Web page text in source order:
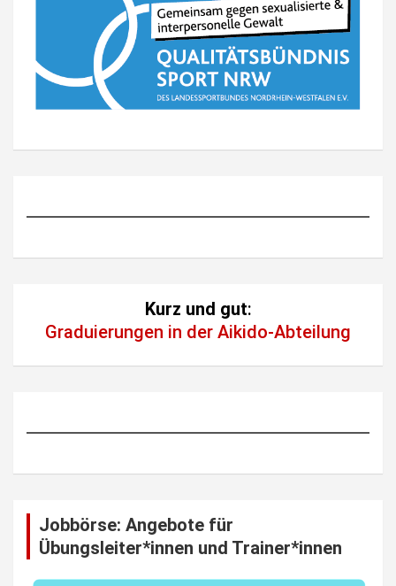
Kurz und gut:
Graduierungen in der Aikido-Abteilung
Jobbörse: Angebote für
Übungsleiter*innen und Trainer*innen